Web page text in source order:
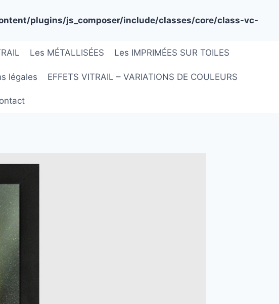
plugins/js_composer/include/classes/core/class-vc-
Les MÉTALLISÉES Les IMPRIMÉES SUR TOILES
légales EFFETS VITRAIL – VARIATIONS DE COULEURS